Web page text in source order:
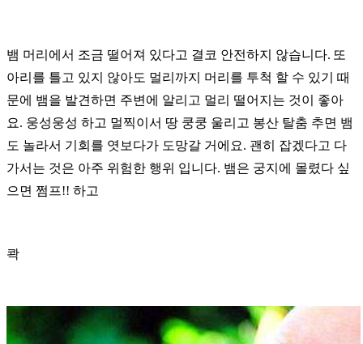
뱀 머리에서 조금 떨어져 있다고 결코 안전하지 않습니다. 또
아리를 틀고 있지 않아도 멀리까지 머리를 투척 할 수 있기 때
문에 뱀을 발견하면 주변에 알리고 멀리 떨어지는 것이 좋아
요. 웅성웅성 하고 멀찍이서 땅 쿵쿵 울리고 봉산 탈춤 추면 뱀
도 놀라서 기회를 엿보다가 도망갈 거에요. 괜히 잡겠다고 다
가서는 것은 아주 위험한 행위 입니다. 뱀은 궁지에 몰렸다 싶
으면 쩜프!! 하고
콱